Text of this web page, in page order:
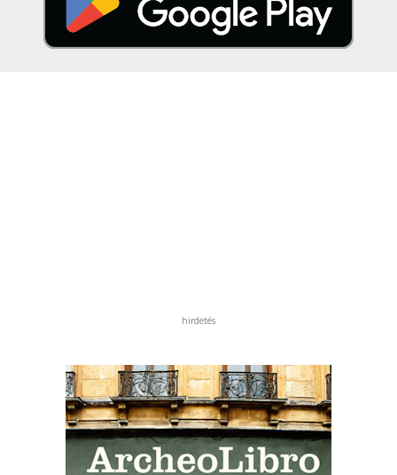
hirdetés